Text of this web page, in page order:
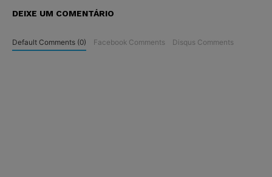
DEIXE UM COMENTÁRIO
Default Comments (0) Facebook Comments Disqus Comments